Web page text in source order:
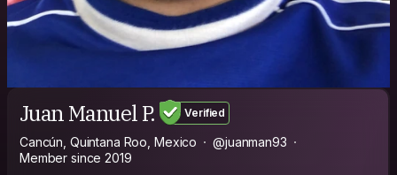
Juan Manuel P. Verified
Cancún, Quintana Roo, Mexico
@juanman93
Member since 2019